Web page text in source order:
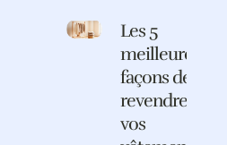
Les 5
meilleures
façons de
revendre
vos